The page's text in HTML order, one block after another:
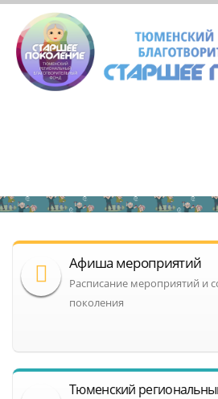
Афиша мероприятий
Расписание мероприятий и
поколения
Тюменский